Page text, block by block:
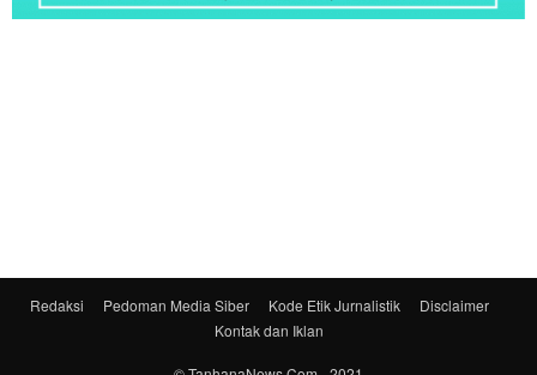
Redaksi Pedoman Media Siber Kode Etik Jurnalistik
Disclaimer
Kontak dan Iklan